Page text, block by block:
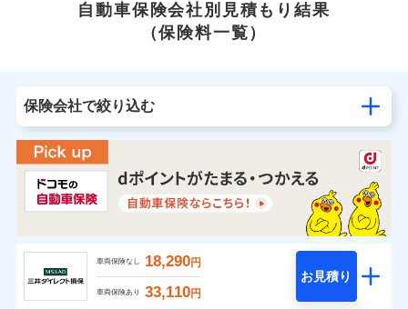
自動車保険会社別見積もり結果
（保険料一覧）
保険会社で絞り込む
車両保険なし 18,290円
車両保険あり 33,110円
お見積り